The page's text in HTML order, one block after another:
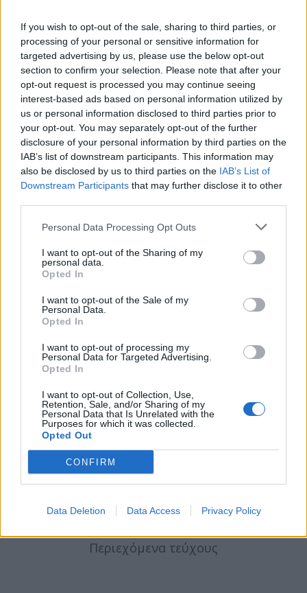
If you wish to opt-out of the sale, sharing to third parties, or
processing of your personal or sensitive information for
targeted advertising by us, please use the below opt-out
section to confirm your selection. Please note that after your
opt-out request is processed you may continue seeing
interest-based ads based on personal information utilized by
us or personal information disclosed to third parties prior to
your opt-out. You may separately opt-out of the further
disclosure of your personal information by third parties on the
IAB’s list of downstream participants. This information may
also be disclosed by us to third parties on the IAB’s List of
Downstream Participants that may further disclose it to other
Personal Data Processing Opt Outs
I want to opt-out of the Sharing of my
personal data.
Opted In
I want to opt-out of the Sale of my
Personal Data.
Opted In
I want to opt-out of processing my
Personal Data for Targeted Advertising.
Opted In
I want to opt-out of Collection, Use,
Retention, Sale, and/or Sharing of my
Personal Data that Is Unrelated with the
Purposes for which it was collected.
Opted Out
CONFIRM
Data Deletion Data Access Privacy Policy
σκοπούς και δεν συνιστά ή υποκαθιστά νομική
συμβουλή. Απαιτείται εξειδικευμένη νομική αξιολόγηση
για τον καθορισμό των εφαρμοστέων υποχρεώσεων για
κάθε περίπτωση
ΣΧΕΤΙΚΑ ΑΡΘΡΑ
Intelligent Security Association
Η Zscaler ως καταλύτης επιχειρηματικής
ανάπτυξης για ασφαλή ψηφιακό
μετασχηματισμό και συμμόρφωση
ΕΓΓΡΑΦΗ ΣΤΟ NEWSLETTER
Περιεχόμενα τεύχους